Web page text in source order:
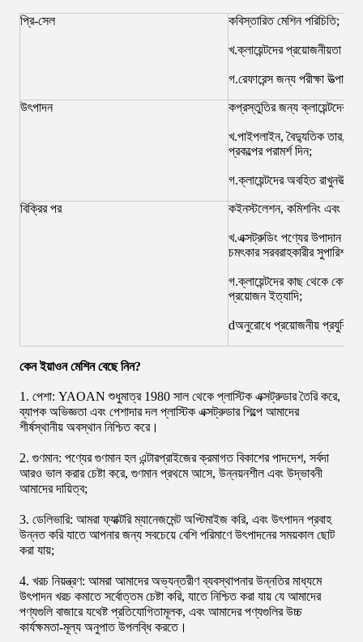
প্রি-সেল কবিস্তারিত মেশিন পরিচিতি;
খ.ক্লায়েন্টদের প্রয়োজনীয়তা
গ.রেফারেন্স জন্য পরীক্ষা উত্পাদন
উৎপাদন কপ্রস্তুতির জন্য ক্লায়েন্টদের
খ.পাইপলাইন, বৈদ্যুতিক তার,
প্রকল্পের পরামর্শ দিন;
গ.ক্লায়েন্টদের অবহিত রাখুন
বিক্রির পর কইনস্টলেশন, কমিশনিং এবং
খ.এক্সট্রুডিং পণ্যের উপাদান
চমৎকার সরবরাহকারীর সুপারিশ
গ.ক্লায়েন্টদের কাছ থেকে কোনো
প্রয়োজন ইত্যাদি;
dঅনুরোধে প্রয়োজনীয়
কেন ইয়াওন মেশিন বেছে নিন?
1. পেশা: YAOAN শুধুমাত্র 1980 সাল থেকে প্লাস্টিক এক্সট্রুডার তৈরি করে,
ব্যাপক অভিজ্ঞতা এবং পেশাদার দল প্লাস্টিক এক্সট্রুডার শিল্পে আমাদের
শীর্ষস্থানীয় অবস্থান নিশ্চিত করে।
2. গুণমান: পণ্যের গুণমান হল এন্টারপ্রাইজের ক্রমাগত বিকাশের পাদদেশ, সর্বদা
আরও ভাল করার চেষ্টা করে, গুণমান প্রথমে আসে, উন্নয়নশীল এবং উদ্ভাবনী
আমাদের দায়িত্ব;
3. ডেলিভারি: আমরা ফ্যাক্টরি ম্যানেজমেন্ট অপ্টিমাইজ করি, এবং উৎপাদন প্রবাহ
উন্নত করি যাতে আপনার জন্য সবচেয়ে বেশি পরিমাণে উৎপাদনের সময়কাল ছোট
করা যায়;
4. খরচ নিয়ন্ত্রণ: আমরা আমাদের অভ্যন্তরীণ ব্যবস্থাপনার উন্নতির মাধ্যমে
উৎপাদন খরচ কমাতে সর্বোত্তম চেষ্টা করি, যাতে নিশ্চিত করা যায় যে আমাদের
পণ্যগুলি বাজারে যথেষ্ট প্রতিযোগিতামূলক, এবং আমাদের পণ্যগুলির উচ্চ
কার্যক্ষমতা-মূল্য অনুপাত উপলব্ধি করতে।